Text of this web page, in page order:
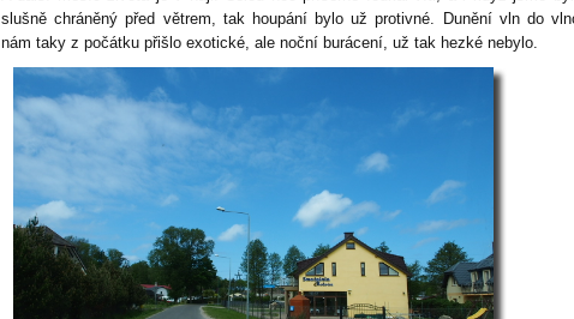
slušně chráněný před větrem, tak houpání bylo už protivné. Dunění vln do
nám taky z počátku přišlo exotické, ale noční burácení, už tak hezké nebylo.